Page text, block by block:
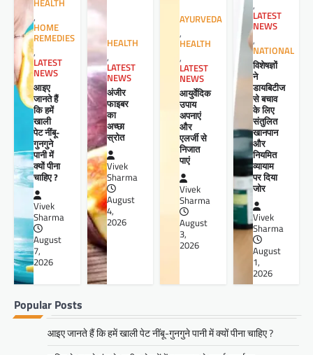
HEALTH
,
HOME
REMEDIES
,
LATEST
NEWS
आइए
जानते हैं
कि हमें
खाली
पेट नींबू-
गुनगुने
पानी में
क्यों पीना
चाहिए ?
Vivek
Sharma
August
7,
2026
HEALTH
,
LATEST
NEWS
अंजीर
फाइबर
का
अच्छा
स्रोत
Vivek
Sharma
August
4,
2026
AYURVEDA
,
HEALTH
,
LATEST
NEWS
आयुर्वेदिक
उपाय
अपनाएं
और
एलर्जी से
निजात
पाएं
Vivek
Sharma
August
3,
2026
,
LATEST
NEWS
,
NATIONAL
विशेषज्ञों
ने
डायबिटीज
से बचाव
के लिए
संतुलित
खानपान
और
नियमित
व्यायाम
पर दिया
जोर
Vivek
Sharma
August
1,
2026
Popular Posts
आइए जानते हैं कि हमें खाली पेट नींबू-गुनगुने पानी में क्यों पीना चाहिए ?